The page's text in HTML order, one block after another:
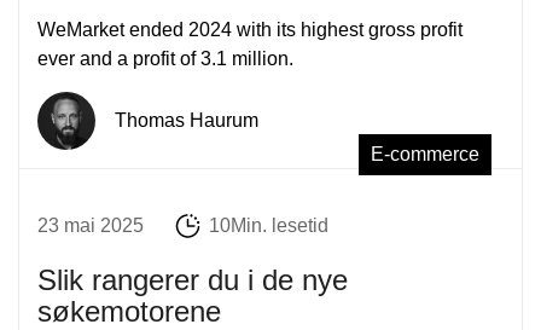
WeMarket ended 2024 with its highest gross profit
ever and a profit of 3.1 million.
Thomas Haurum
E-commerce
23 mai 2025 10Min. lesetid
Slik rangerer du i de nye
søkemotorene